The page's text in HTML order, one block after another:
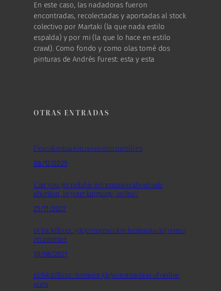
En este caso, las nadadoras fueron
encontradas, recolectadas y aportadas al stock
colectivo por Martaki (la que nada estilo
espalda) y por mi (la que lo hace en estilo
crawl). Como fondo y como olas tomé dos
pinturas de Andrés Furest: esta y esta
OTRAS ENTRADAS
Descolonización no es una metáfora
08/12/2025
Can you get reliable information about safe
abortion, in your language, online?
25/11/2022
r/chickflixxx: (de)construcción feminista del porno
en internet
10/06/2021
r/chickflixxx: feminist (de)construction of online
porn